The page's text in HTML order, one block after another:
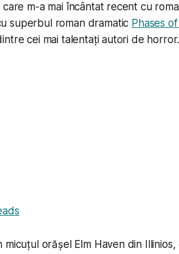
m-a mai încântat recent cu
superbul roman dramatic Phases
cei mai talentați autori de horror.
micuțul orășel Elm Haven din